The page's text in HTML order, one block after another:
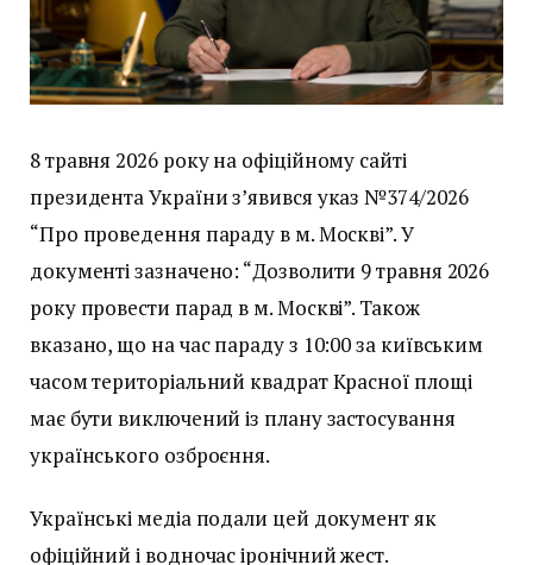
8 травня 2026 року на офіційному сайті
президента України з’явився указ №374/2026
“Про проведення параду в м. Москві”. У
документі зазначено: “Дозволити 9 травня 2026
року провести парад в м. Москві”. Також
вказано, що на час параду з 10:00 за київським
часом територіальний квадрат Красної площі
має бути виключений із плану застосування
українського озброєння.
Українські медіа подали цей документ як
офіційний і водночас іронічний жест.